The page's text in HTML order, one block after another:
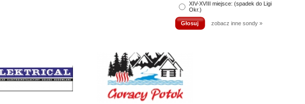
XIV-XVIII miejsce: (spadek do Ligi
Okr.)
zobacz inne sondy »